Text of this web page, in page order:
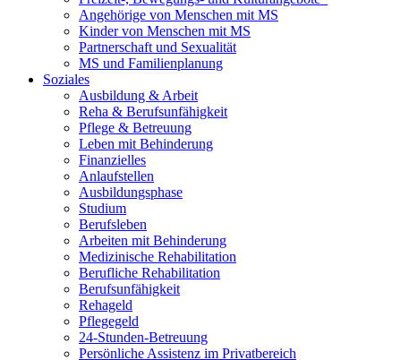
Angehörige von Menschen mit MS
Kinder von Menschen mit MS
Partnerschaft und Sexualität
MS und Familienplanung
Soziales
Ausbildung & Arbeit
Reha & Berufsunfähigkeit
Pflege & Betreuung
Leben mit Behinderung
Finanzielles
Anlaufstellen
Ausbildungsphase
Studium
Berufsleben
Arbeiten mit Behinderung
Medizinische Rehabilitation
Berufliche Rehabilitation
Berufsunfähigkeit
Rehageld
Pflegegeld
24-Stunden-Betreuung
Persönliche Assistenz im Privatbereich